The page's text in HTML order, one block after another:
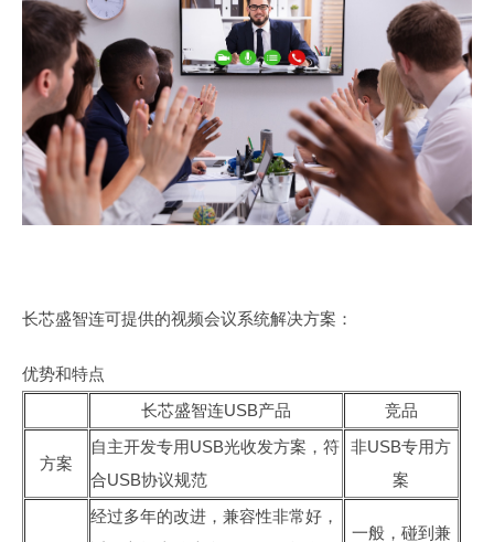
长芯盛智连可提供的视频会议系统解决方案：
优势和特点
长芯盛智连USB产品
竞品
方案
自主开发专用USB光收发方案，符
合USB协议规范
非USB专用方
案
经过多年的改进，兼容性非常好，
一般，碰到兼